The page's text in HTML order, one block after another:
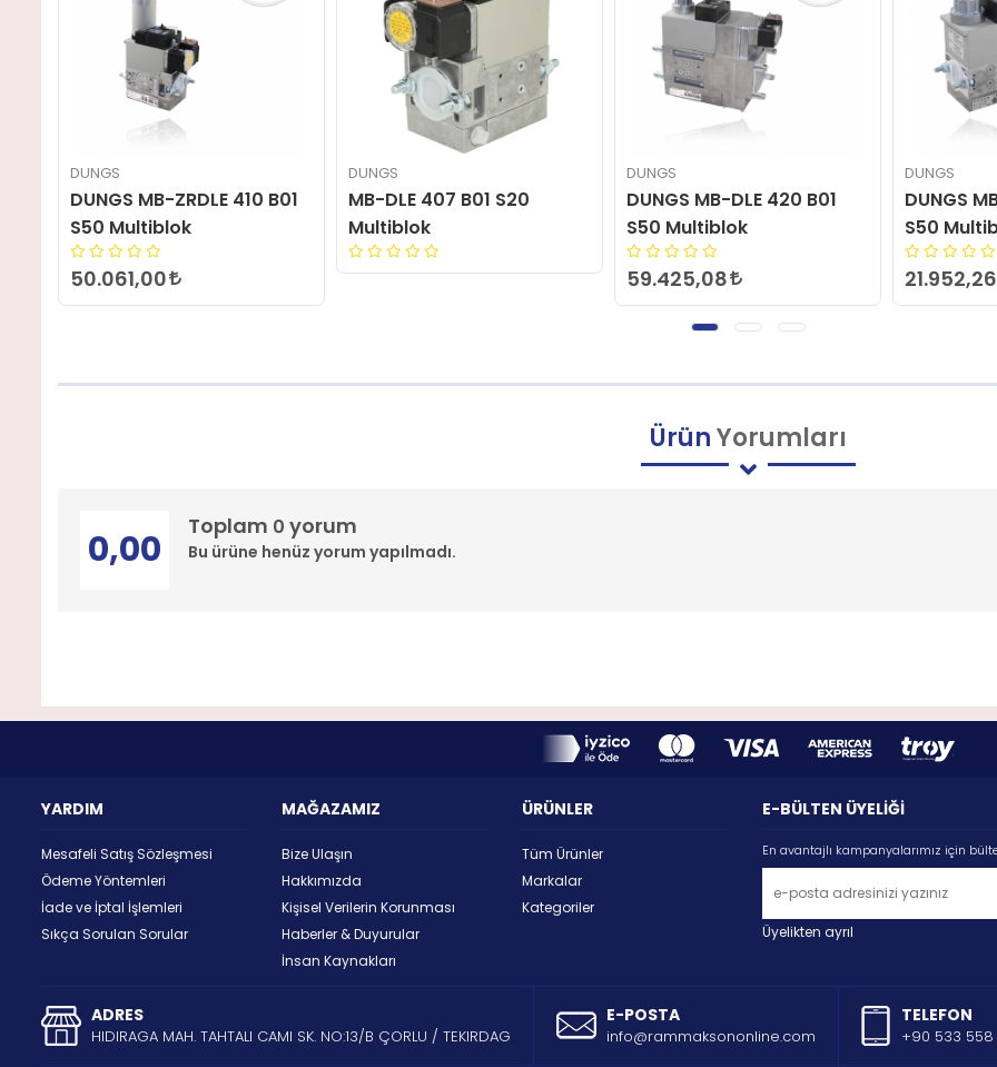
DUNGS
MB-DLE 407 B01 S20
Multiblok
DUNGS
DUNGS MB-DLE 420 B01
S50 Multiblok
59.425,08
DUNGS
DUNGS MB-DLE 405 B01
S50 Multiblok
21.952,26
DUNGS
MB-DLE
Multiblok
ÜrünYorumları
Toplam 0 yorum
Bu ürüne henüz yorum yapılmadı.
0,00
YARDIM
Mesafeli Satış Sözleşmesi
Ödeme Yöntemleri
İade ve İptal İşlemleri
Sıkça Sorulan Sorular
MAĞAZAMIZ
Bize Ulaşın
Hakkımızda
Kişisel Verilerin Korunması
Haberler & Duyurular
İnsan Kaynakları
ÜRÜNLER
Tüm Ürünler
Markalar
Kategoriler
E-BÜLTEN ÜYELİĞİ
En avantajlı kampanyalarımız için
Üyelikten ayrıl
ADRES
HIDIRAGA MAH. TAHTALI CAMI SK. NO:13/B ÇORLU / TEKIRDAG
E-POSTA
info@rammaksononline.com
TELEFON
+90 533 558